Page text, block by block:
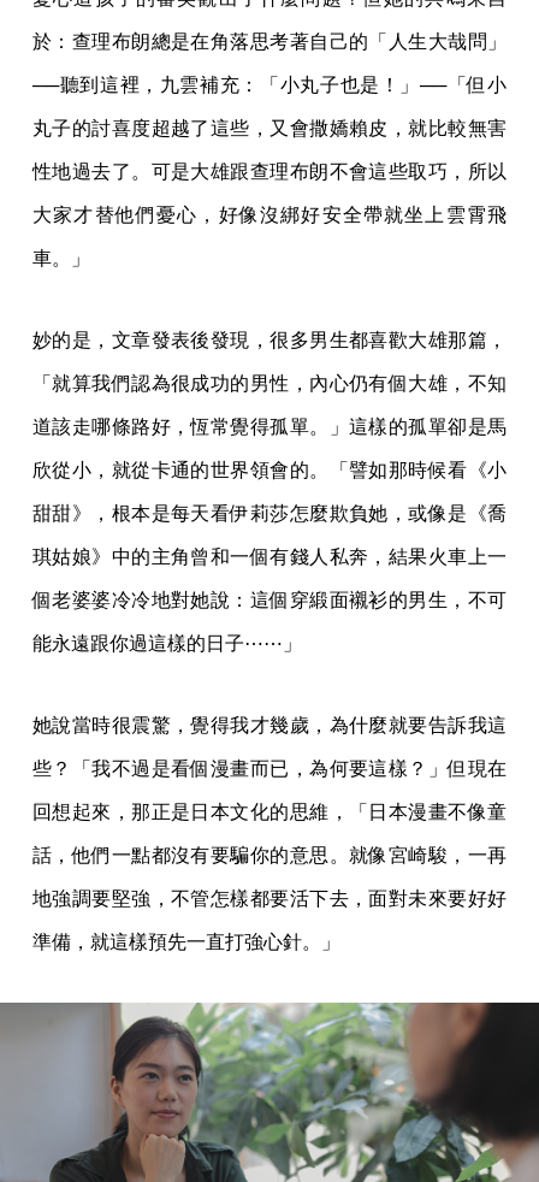
於：查理布朗總是在角落思考著自己的「人生大哉問」
──聽到這裡，九雲補充：「小丸子也是！」──「但小
丸子的討喜度超越了這些，又會撒嬌賴皮，就比較無害
性地過去了。可是大雄跟查理布朗不會這些取巧，所以
大家才替他們憂心，好像沒綁好安全帶就坐上雲霄飛
車。」
妙的是，文章發表後發現，很多男生都喜歡大雄那篇，
「就算我們認為很成功的男性，內心仍有個大雄，不知
道該走哪條路好，恆常覺得孤單。」這樣的孤單卻是馬
欣從小，就從卡通的世界領會的。「譬如那時候看《小
甜甜》，根本是每天看伊莉莎怎麼欺負她，或像是《喬
琪姑娘》中的主角曾和一個有錢人私奔，結果火車上一
個老婆婆冷冷地對她說：這個穿緞面襯衫的男生，不可
能永遠跟你過這樣的日子⋯⋯」
她說當時很震驚，覺得我才幾歲，為什麼就要告訴我這
些？「我不過是看個漫畫而已，為何要這樣？」但現在
回想起來，那正是日本文化的思維，「日本漫畫不像童
話，他們一點都沒有要騙你的意思。就像宮崎駿，一再
地強調要堅強，不管怎樣都要活下去，面對未來要好好
準備，就這樣預先一直打強心針。」